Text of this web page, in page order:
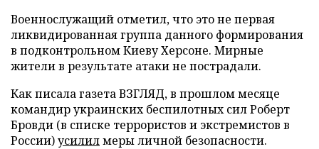
Военнослужащий отметил, что это не первая
ликвидированная группа данного формирования
в подконтрольном Киеву Херсоне. Мирные
жители в результате атаки не пострадали.
Как писала газета ВЗГЛЯД, в прошлом месяце
командир украинских беспилотных сил Роберт
Бровди (в списке террористов и экстремистов в
России)усилилмеры личной безопасности.